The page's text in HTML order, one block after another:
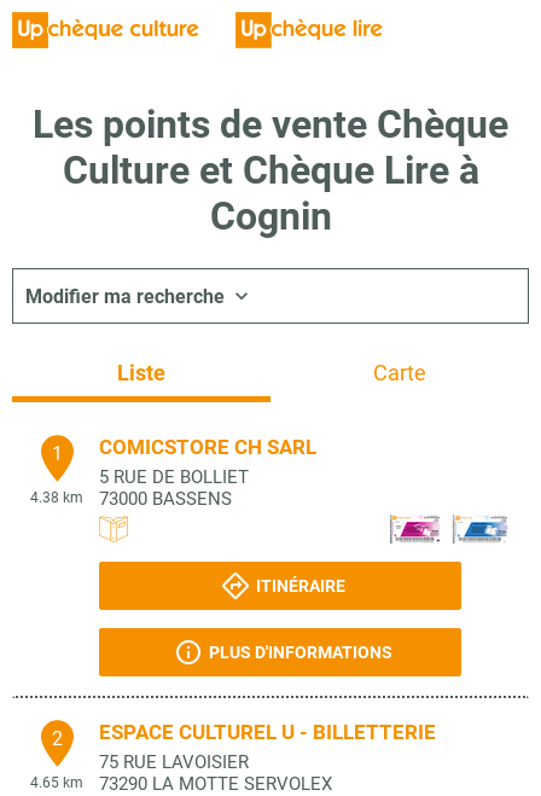
Les points de vente Chèque
Culture et Chèque Lire à
Cognin
Modifier ma recherche
Liste Carte
1
4.38 km
COMICSTORE CH SARL
5 RUE DE BOLLIET
73000 BASSENS
ITINÉRAIRE
PLUS D'INFORMATIONS
2
4.65 km
ESPACE CULTUREL U - BILLETTERIE
75 RUE LAVOISIER
73290 LA MOTTE SERVOLEX